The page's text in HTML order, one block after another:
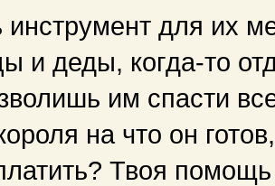
для их
и деды, когда-то
им спасти
на что он
Твоя